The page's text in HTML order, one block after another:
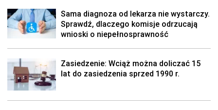
Sama diagnoza od lekarza nie wystarczy.
Sprawdź, dlaczego komisje odrzucają
wnioski o niepełnosprawność
Zasiedzenie: Wciąż można doliczać 15
lat do zasiedzenia sprzed 1990 r.